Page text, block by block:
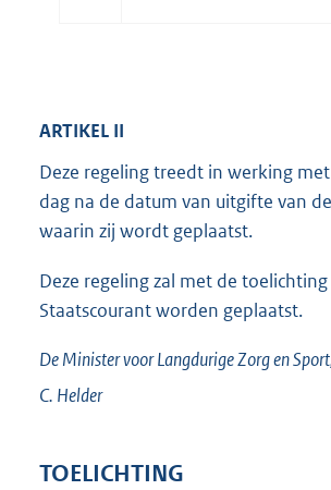
ARTIKEL II
Deze regeling treedt in werking
dag na de datum van uitgifte van
waarin zij wordt geplaatst.
Deze regeling zal met de
Staatscourant worden geplaatst.
De Minister voor Langdurige Zorg en
C. Helder
TOELICHTING